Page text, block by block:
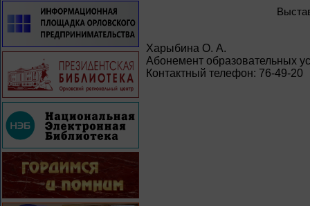
Харыбина О. А.
Абонемент образовательных
Контактный телефон: 76-49-20